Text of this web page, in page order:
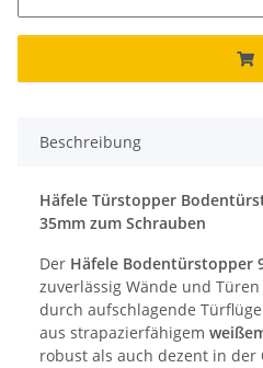
Beschreibung
Häfele Türstopper
35mm zum Schrauben
Der Häfele Bodentürstopper
zuverlässig Wände und
durch aufschlagende
aus strapazierfähigem
robust als auch dezent in der